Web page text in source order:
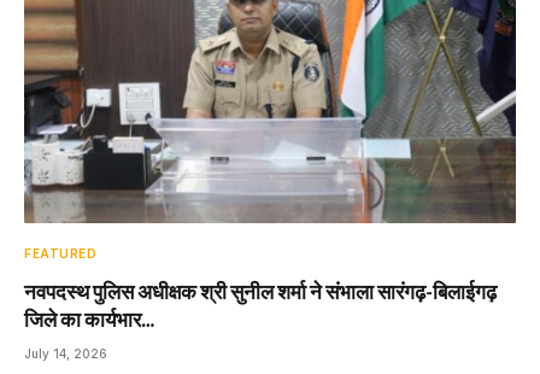
FEATURED
नवपदस्थ पुलिस अधीक्षक श्री सुनील शर्मा ने संभाला सारंगढ़-बिलाईगढ़
जिले का कार्यभार…
July 14, 2026